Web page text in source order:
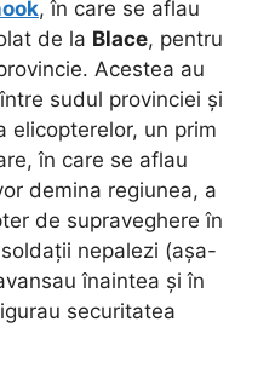
, în care se aflau
de la Blace, pentru
Acestea au
sudul provinciei și
elicopterelor, un prim
în care se aflau
demina regiunea, a
de supraveghere în
nepalezi (așa-
înaintea și în
securitatea